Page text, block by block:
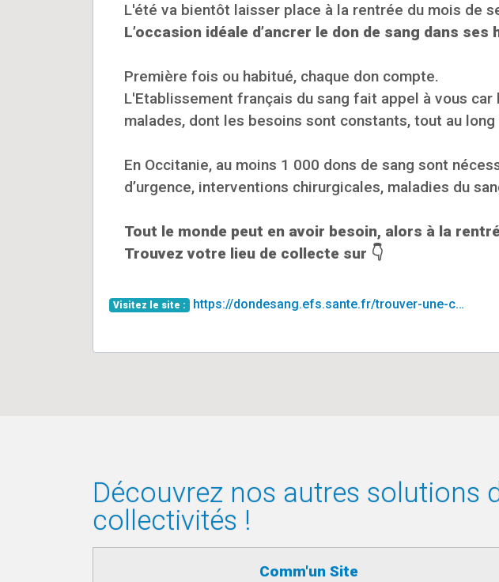
L'été va bientôt laisser place à la rentrée du mois de
L’occasion idéale d’ancrer le don de sang dans ses
Première fois ou habitué, chaque don compte.
L'Etablissement français du sang fait appel à vous
malades, dont les besoins sont constants, tout au long
En Occitanie, au moins 1 000 dons de sang sont
d’urgence, interventions chirurgicales, maladies du
Tout le monde peut en avoir besoin, alors à la
Trouvez votre lieu de collecte sur 👇
Visitez le site : https://dondesang.efs.sante.fr/trouver-une-c…
Découvrez nos autres solutions
collectivités !
Comm'un Site